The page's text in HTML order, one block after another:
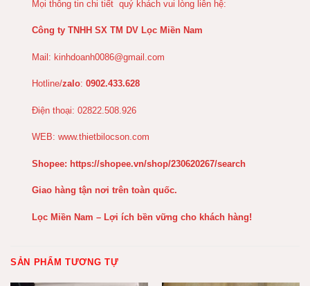
Mọi thông tin chi tiết quý khách vui lòng liên hệ:
Công ty TNHH SX TM DV Lọc Miền Nam
Mail: kinhdoanh0086@gmail.com
Hotline/zalo: 0902.433.628
Điện thoại: 02822.508.926
WEB: www.thietbilocson.com
Shopee: https://shopee.vn/shop/230620267/search
Giao hàng tận nơi trên toàn quốc.
Lọc Miền Nam – Lợi ích bền vững cho khách hàng!
SẢN PHẨM TƯƠNG TỰ